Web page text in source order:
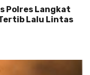
Polres Langkat
Lalu Lintas